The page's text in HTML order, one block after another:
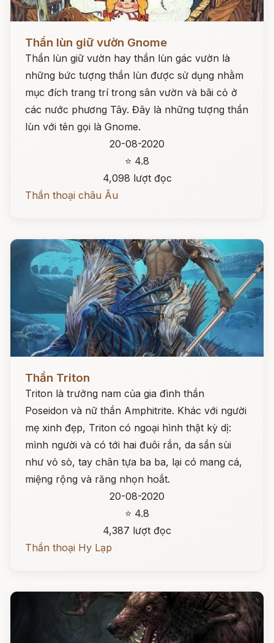
Đọc ngay
Thần lùn giữ vườn Gnome
Thần lùn giữ vườn hay thần lùn gác vườn là
những bức tượng thần lùn được sử dụng nhằm
mục đích trang trí trong sân vườn và bãi cỏ ở
các nước phương Tây. Đây là những tượng thần
lùn với tên gọi là Gnome.
20-08-2020
⭐ 4.8
4,098 lượt đọc
Thần thoại châu Âu
Đọc ngay
Thần Triton
Triton là trưởng nam của gia đình thần
Poseidon và nữ thần Amphitrite. Khác với người
mẹ xinh đẹp, Triton có ngoại hình thật kỳ dị:
mình người và có tới hai đuôi rắn, da sần sùi
như vỏ sò, tay chân tựa ba ba, lại có mang cá,
miệng rộng và răng nhọn hoắt.
20-08-2020
⭐ 4.8
4,387 lượt đọc
Thần thoại Hy Lạp